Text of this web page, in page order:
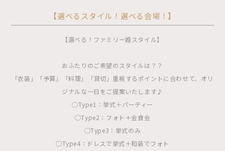
【選べるスタイル！選べる会場！】
【選べる！ファミリー婚スタイル】
おふたりのご希望のスタイルは？？
「衣装」「予算」「料理」「貸切」重視するポイントに合わせて、オリ
ジナルな一日をご提案いたします♪
◯Type1：挙式＋パーティー
◯Type2：フォト＋会食会
◯Type3：挙式のみ
◯Type4：ドレスで挙式＋和装でフォト